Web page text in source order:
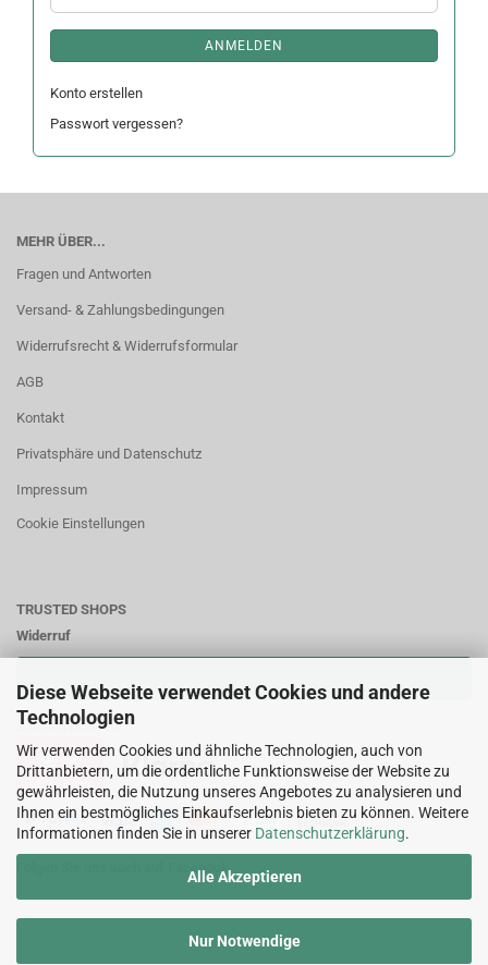
Diese Webseite verwendet Cookies und andere
Technologien
Wir verwenden Cookies und ähnliche Technologien, auch von
Drittanbietern, um die ordentliche Funktionsweise der Website zu
gewährleisten, die Nutzung unseres Angebotes zu analysieren und
Ihnen ein bestmögliches Einkaufserlebnis bieten zu können. Weitere
Informationen finden Sie in unserer Datenschutzerklärung.
Alle Akzeptieren
Nur Notwendige
ANMELDEN
Konto erstellen
Passwort vergessen?
MEHR ÜBER...
Fragen und Antworten
Versand- & Zahlungsbedingungen
Widerrufsrecht & Widerrufsformular
AGB
Kontakt
Privatsphäre und Datenschutz
Impressum
Cookie Einstellungen
TRUSTED SHOPS
Widerruf
Zahlungsweisen:
Folgen Sie uns auch auf Facebook